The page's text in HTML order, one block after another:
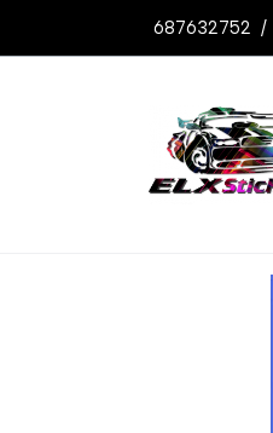
687632752 /
Productos